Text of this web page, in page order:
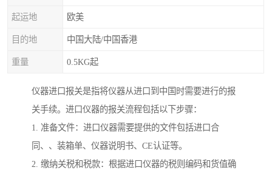
起运地 欧美
目的地 中国大陆/中国香港
重量 0.5KG起
仪器进口报关是指将仪器从进口到中国时需要进行的报
关手续。进口仪器的报关流程包括以下步骤：
1. 准备文件：进口仪器需要提供的文件包括进口合
同、、装箱单、仪器说明书、CE认证等。
2. 缴纳关税和税款：根据进口仪器的税则编码和货值确